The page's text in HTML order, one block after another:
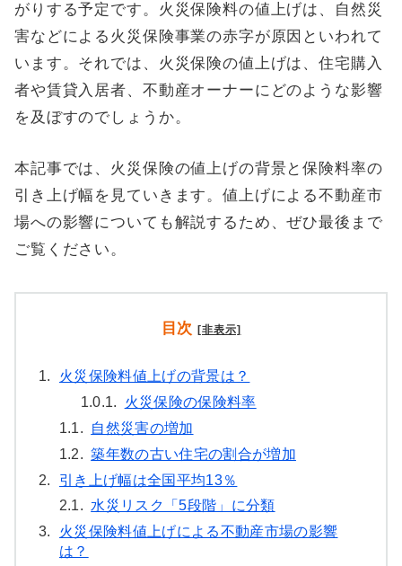
がりする予定です。火災保険料の値上げは、自然災
害などによる火災保険事業の赤字が原因といわれて
います。それでは、火災保険の値上げは、住宅購入
者や賃貸入居者、不動産オーナーにどのような影響
を及ぼすのでしょうか。
本記事では、火災保険の値上げの背景と保険料率の
引き上げ幅を見ていきます。値上げによる不動産市
場への影響についても解説するため、ぜひ最後まで
ご覧ください。
目次 [非表示]
1.
火災保険料値上げの背景は？
1.0.1.
火災保険の保険料率
1.1.
自然災害の増加
1.2. 築年数の古い住宅の割合が増加
2.
引き上げ幅は全国平均13％
2.1. 水災リスク「5段階」に分類
3.
火災保険料値上げによる不動産市場の影響
は？